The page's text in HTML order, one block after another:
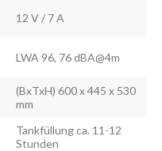
12 V / 7 A
LWA 96, 76 dBA@4m
(BxTxH) 600 x 445 x 530
mm
Tankfüllung ca. 11-12
Stunden